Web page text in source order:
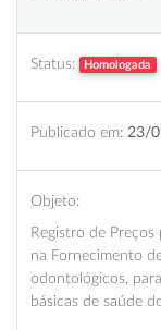
Status: Homologada
Publicado em: 23/
Objeto:
Registro de
na Fornecimento
odontológicos,
básicas de saúde